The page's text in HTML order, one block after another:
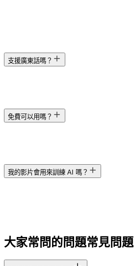
支援廣東話嗎？
免費可以用嗎？
我的影片會用來訓練 AI 嗎？
大家常問的問題常見問題